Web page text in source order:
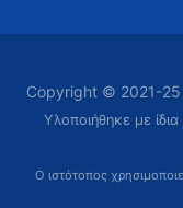
Copyright © 2021-25
Υλοποιήθηκε με
Ο ιστότοπος